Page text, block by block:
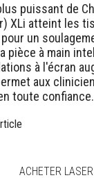
puissant de
XLi atteint les
un
pièce à main
à l'écran
aux
toute confiance.
ACHETER